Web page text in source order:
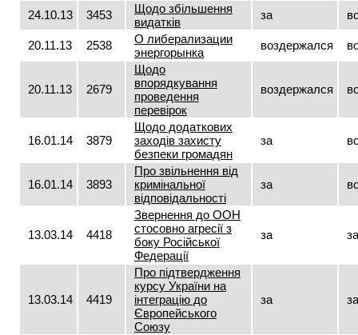
24.10.13 3453
Щодо збільшення
видатків
за
20.11.13 2538
О либерализации
энергорынка
воздержался
20.11.13 2679
Щодо
впорядкування
проведення
перевірок
воздержался
16.01.14 3879
Щодо додаткових
заходів захисту
безпеки громадян
за
16.01.14 3893
Про звільнення від
кримінальної
відповідальності
за
13.03.14 4418
Звернення до ООН
стосовно агресії з
боку Російської
Федерації
за за
13.03.14 4419
Про підтвердження
курсу України на
інтеграцію до
Європейського
Союзу
за за